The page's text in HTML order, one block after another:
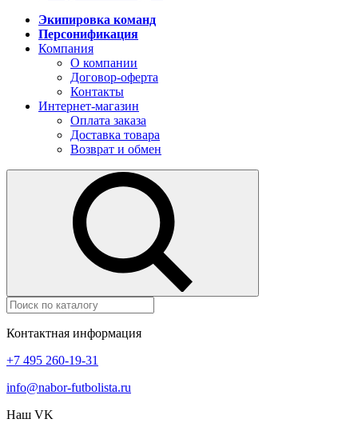
Экипировка команд
Персонификация
Компания
О компании
Договор-оферта
Контакты
Интернет-магазин
Оплата заказа
Доставка товара
Возврат и обмен
Контактная информация
+7 495 260-19-31
info@nabor-futbolista.ru
Наш VK